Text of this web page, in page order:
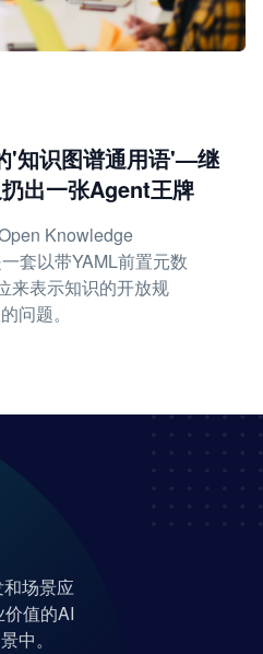
知识图谱通用语'—继
出一张Agent王牌
Knowledge
套以带YAML前置元数
来表示知识的开放规
问题。
场景应
值的AI
中。